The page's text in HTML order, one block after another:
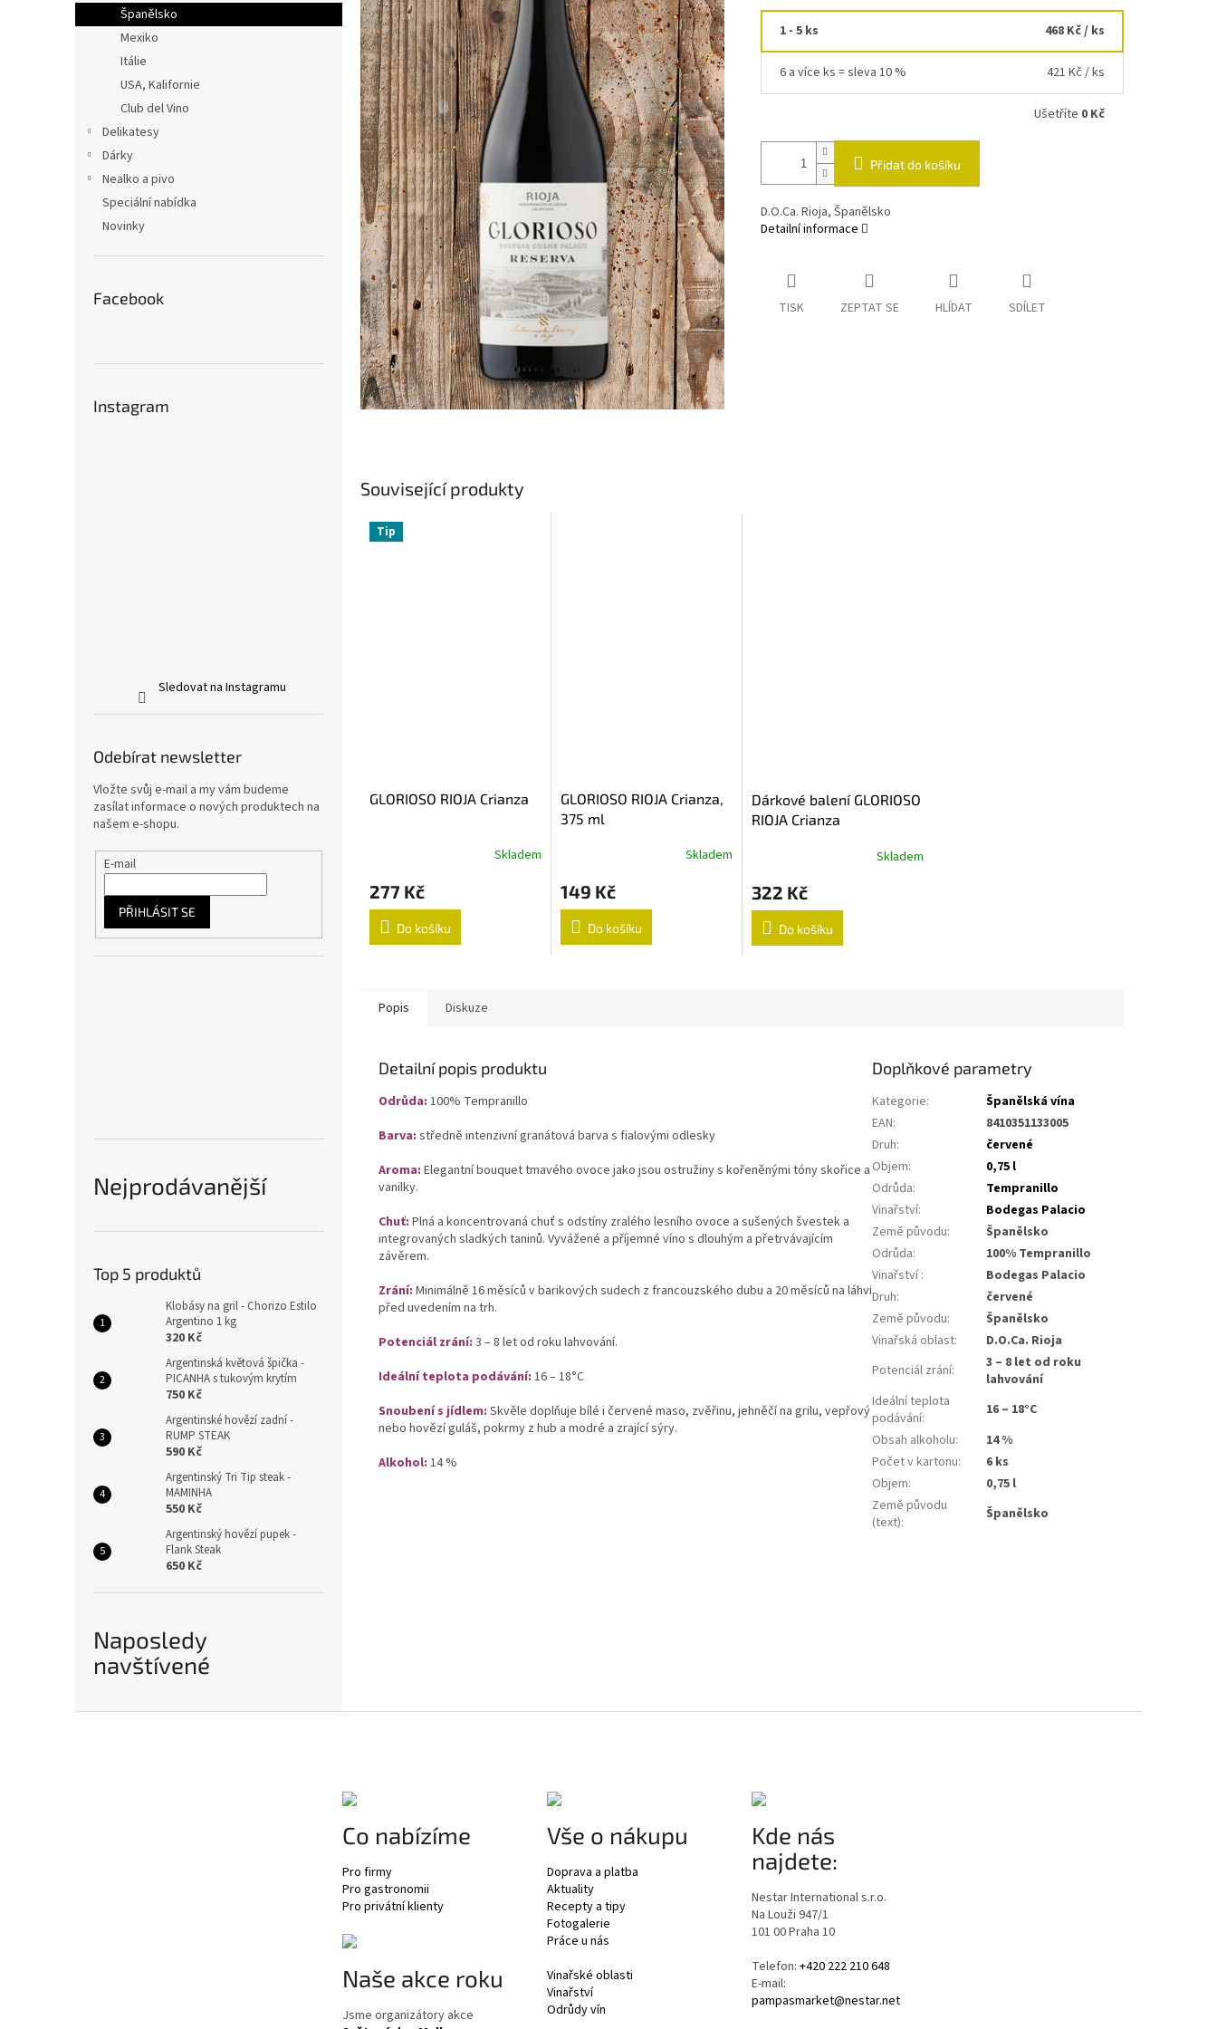
n
e
Španělsko
Mexiko
Itálie
USA, Kalifornie
Club del Vino
Delikatesy
Dárky
Nealko a pivo
Speciální nabídka
Novinky
Facebook
Instagram
Sledovat na Instagramu
Odebírat newsletter
Vložte svůj e-mail a my vám budeme
zasílat informace o nových produktech na
našem e-shopu.
E-mail
PŘIHLÁSIT SE
Nejprodávanější
Top 5 produktů
Klobásy na gril - Chorizo Estilo
Argentino 1 kg
320 Kč
Argentinská květová špička -
PICANHA s tukovým krytím
750 Kč
Argentinské hovězí zadní -
RUMP STEAK
590 Kč
Argentinský Tri Tip steak -
MAMINHA
550 Kč
Argentinský hovězí pupek -
Flank Steak
650 Kč
Naposledy
navštívené
1 - 5 ks 468 Kč/ ks
6 a více ks = sleva 10 % 421 Kč / ks
Ušetříte 0 Kč
Přidat do košíku
D.O.Ca. Rioja, Španělsko
Detailní informace
TISK ZEPTAT SE HLÍDAT SDÍLET
Související produkty
Tip
GLORIOSO RIOJA Crianza
Skladem
277 Kč
Do košíku
GLORIOSO RIOJA Crianza,
375 ml
Skladem
149 Kč
Do košíku
Dárkové balení GLORIOSO
RIOJA Crianza
Skladem
322 Kč
Do košíku
Popis Diskuze
Detailní popis produktu
Odrůda: 100% Tempranillo
Barva: středně intenzivní granátová barva s fialovými odlesky
Aroma: Elegantní bouquet tmavého ovoce jako jsou ostružiny s kořeněnými tóny skořice a
vanilky.
Chuť: Plná a koncentrovaná chuť s odstíny zralého lesního ovoce a sušených švestek a
integrovaných sladkých taninů. Vyvážené a příjemné víno s dlouhým a přetrvávajícím
závěrem.
Zrání: Minimálně 16 měsíců v barikových sudech z francouzského dubu a 20 měsíců na láhvi
před uvedením na trh.
Potenciál zrání: 3 – 8 let od roku lahvování.
Ideální teplota podávání: 16 – 18°C
Snoubení s jídlem: Skvěle doplňuje bílé i červené maso, zvěřinu, jehněčí na grilu, vepřový
nebo hovězí guláš, pokrmy z hub a modré a zrající sýry.
Alkohol: 14 %
Doplňkové parametry
Kategorie:
Španělská vína
EAN:
8410351133005
Druh:
červené
Objem:
0,75 l
Odrůda:
Tempranillo
Vinařství:
Bodegas Palacio
Země původu:
Španělsko
Odrůda:
100% Tempranillo
Vinařství:
Bodegas Palacio
Druh:
červené
Země původu:
Španělsko
Vinařská oblast:
D.O.Ca. Rioja
Potenciál zrání:
3 – 8 let od roku
lahvování
Ideální teplota
podávání:
16 – 18°C
Obsah alkoholu:
14 %
Počet v kartonu:
6 ks
Objem:
0,75 l
Země původu
(text): Španělsko
Co nabízíme
Pro firmy
Pro gastronomii
Pro privátní klienty
Naše akce roku
Jsme organizátory akce
Vše o nákupu
Doprava a platba
Aktuality
Recepty a tipy
Fotogalerie
Práce u nás
Vinařské oblasti
Vinařství
Odrůdy vín
Kde nás
najdete:
Nestar International s.r.o.
Na Louži 947/1
101 00 Praha 10
Telefon: +420 222 210 648
E-mail:
pampasmarket@nestar.net